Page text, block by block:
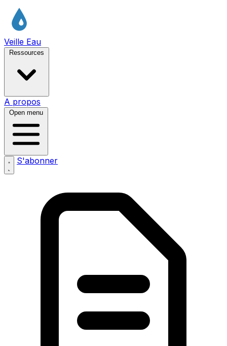
Veille Eau
Ressources
A propos
Open menu
S'abonner